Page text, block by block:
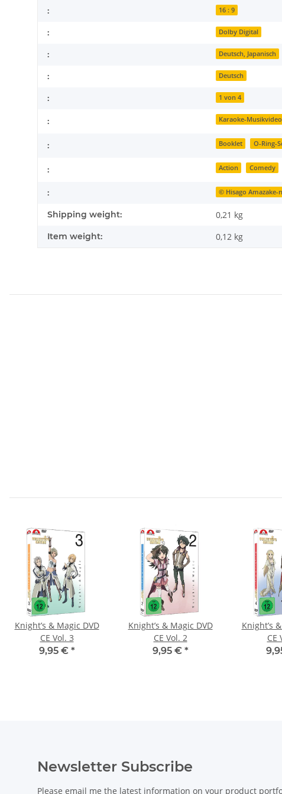
: 16 : 9
: Dolby Digital
: Deutsch, Japanisch
: Deutsch
: 1 von 4
: Karaoke-Musikvideo
: Booklet O-Ring-
: Action Comedy
: © Hisago Amazake-
Shipping weight: 0,21 kg
Item weight: 0,12 kg
Knight’s & Magic DVD
CE Vol. 3
9,95 € *
Knight’s & Magic DVD
CE Vol. 2
9,95 € *
Knight’s
CE
Newsletter Subscribe
Please email me the latest information on your product